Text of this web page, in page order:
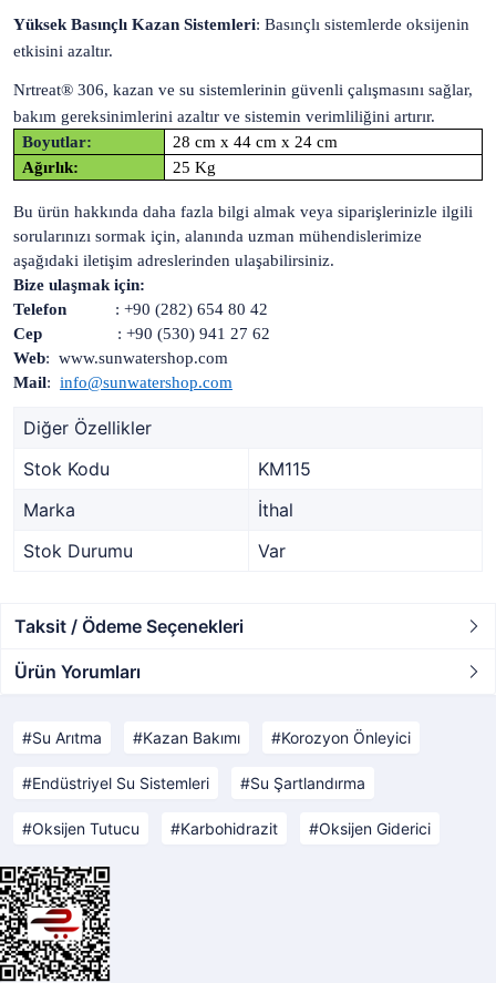
Yüksek Basınçlı Kazan Sistemleri: Basınçlı sistemlerde oksijenin
etkisini azaltır.
Nrtreat® 306, kazan ve su sistemlerinin güvenli çalışmasını sağlar,
bakım gereksinimlerini azaltır ve sistemin verimliliğini artırır.
Boyutlar:
28 cm x 44 cm x 24 cm
Ağırlık:
25 Kg
Bu ürün hakkında daha fazla bilgi almak veya siparişlerinizle ilgili
sorularınızı sormak için, alanında uzman mühendislerimize
aşağıdaki iletişim adreslerinden ulaşabilirsiniz.
Bize ulaşmak için:
Telefon : +90 (282) 654 80 42
Cep : +90 (530) 941 27 62
Web: www.sunwatershop.com
Mail: info@sunwatershop.com
Diğer Özellikler
Stok Kodu
KM115
Marka
İthal
Stok Durumu
Var
Taksit / Ödeme Seçenekleri
Ürün Yorumları
Su Arıtma Kazan Bakımı Korozyon Önleyici
Endüstriyel Su Sistemleri Su Şartlandırma
Oksijen Tutucu Karbohidrazit Oksijen Giderici